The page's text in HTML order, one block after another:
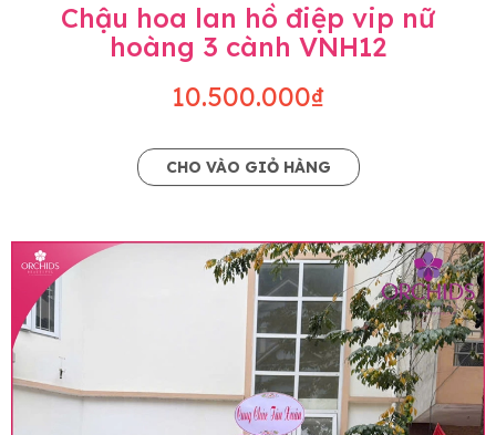
Chậu hoa lan hồ điệp vip nữ
hoàng 3 cành VNH12
10.500.000₫
CHO VÀO GIỎ HÀNG